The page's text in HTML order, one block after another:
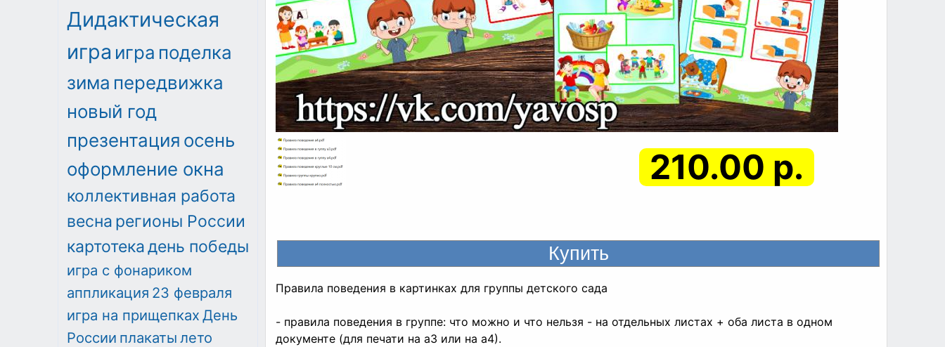
210.00 р.
Правила поведения в картинках для группы детского сада
- правила поведения в группе: что можно и что нельзя - на отдельных листах + оба листа в одном
документе (для печати на а3 или на а4).
Дидактическая
игра игра поделка
зима передвижка
новый год
презентация осень
оформление окна
коллективная работа
весна регионы России
картотекадень победы
игра с фонариком
аппликация 23 февраля
игра на прищепках День
России плакаты лето